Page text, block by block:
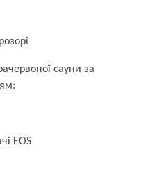
сауни за
EOS